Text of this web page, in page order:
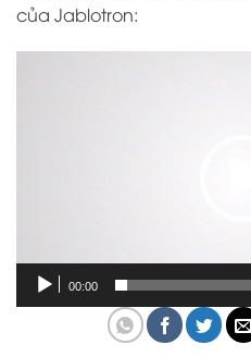
của Jablotron:
00:00